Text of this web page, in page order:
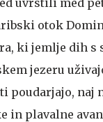
uvrstili med
otok
ki jemlje dih s
jezeru
poudarjajo, naj
in plavalne